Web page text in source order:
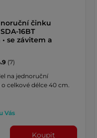
činku
16BT
se závitem a
(7)
na jednoruční
celkové délce 40 cm.
Vás
Koupit